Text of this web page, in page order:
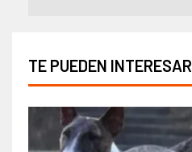
TE PUEDEN INTERESAR